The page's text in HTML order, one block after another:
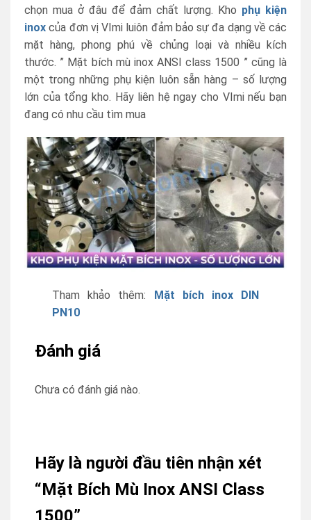
chọn mua ở đâu để đảm chất lượng. Kho phụ kiện
inox của đơn vị VImi luiôn đảm bảo sự đa dạng về các
mặt hàng, phong phú về chủng loại và nhiều kích
thước. ” Mặt bích mù inox ANSI class 1500 ” cũng là
một trong những phụ kiện luôn sẵn hàng – số lượng
lớn của tổng kho. Hãy liên hệ ngay cho VImi nếu bạn
đang có nhu cầu tìm mua
Tham khảo thêm: Mặt bích inox DIN
PN10
Đánh giá
Chưa có đánh giá nào.
Hãy là người đầu tiên nhận xét
“Mặt Bích Mù Inox ANSI Class